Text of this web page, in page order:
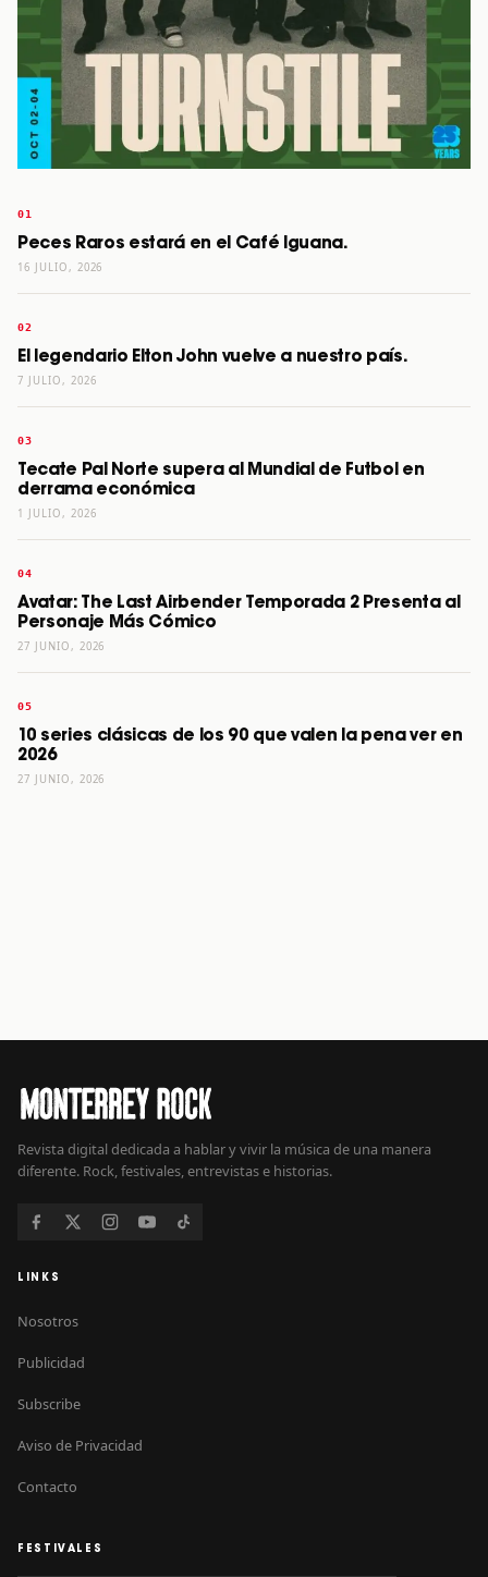
Peces Raros estará en el Café Iguana.
16 JULIO, 2026
El legendario Elton John vuelve a nuestro país.
7 JULIO, 2026
Tecate Pal Norte supera al Mundial de Futbol en
derrama económica
1 JULIO, 2026
Avatar: The Last Airbender Temporada 2 Presenta al
Personaje Más Cómico
27 JUNIO, 2026
10 series clásicas de los 90 que valen la pena ver en
2026
27 JUNIO, 2026
Revista digital dedicada a hablar y vivir la música de una manera
diferente. Rock, festivales, entrevistas e historias.
LINKS
Nosotros
Publicidad
Subscribe
Aviso de Privacidad
Contacto
FESTIVALES